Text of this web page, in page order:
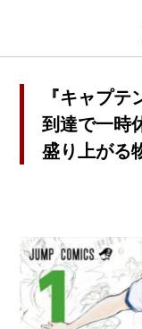
『キャプ
到達で一時
盛り上がる